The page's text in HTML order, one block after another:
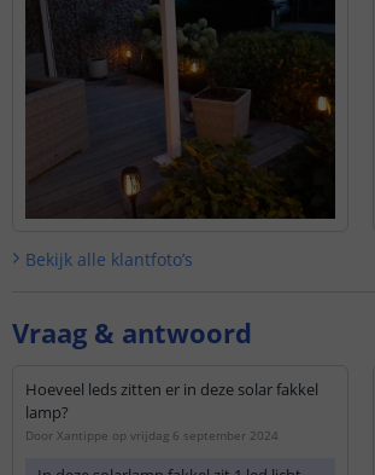
Bekijk alle klantfoto’s
Vraag & antwoord
Hoeveel leds zitten er in deze solar fakkel
lamp?
Door Xantippe op vrijdag 6 september 2024